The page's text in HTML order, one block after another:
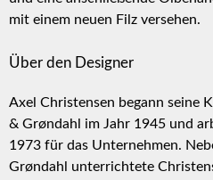
mit einem neuen Filz versehen.
Über den Designer
Axel Christensen begann seine
& Grøndahl im Jahr 1945 und
1973 für das Unternehmen.
Grøndahl unterrichtete